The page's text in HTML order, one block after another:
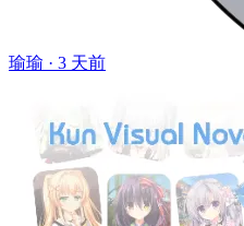
瑜瑜 · 3 天前